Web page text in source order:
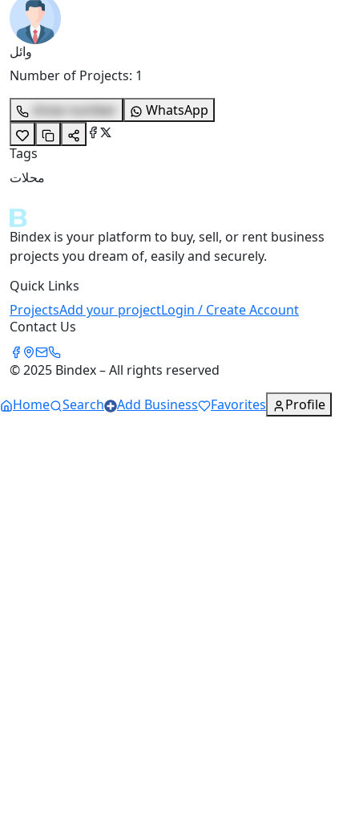
وائل
Number of Projects: 1
show number
WhatsApp
Tags
محلات
Bindex is your platform to buy, sell, or rent business
projects you dream of, easily and securely.
Quick Links
ProjectsAdd your projectLogin / Create Account
Contact Us
© 2025 Bindex – All rights reserved
Home
Search Add Business Favorites Profile